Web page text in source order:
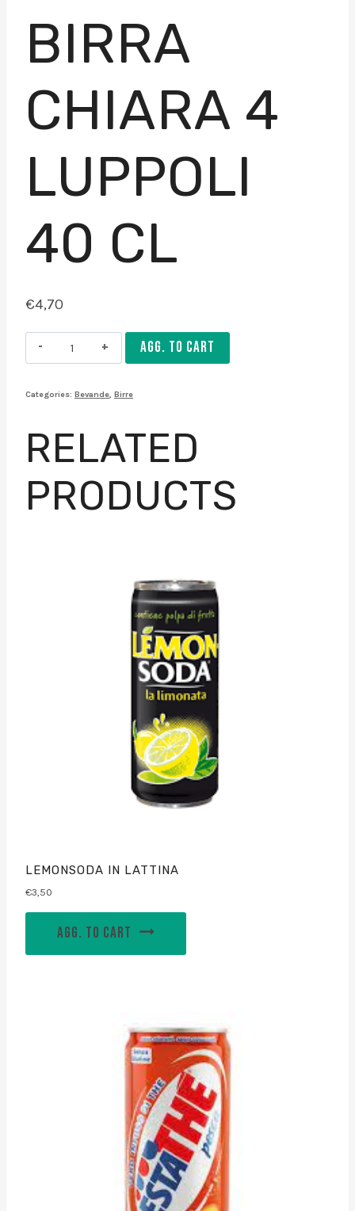
BIRRA
CHIARA 4
LUPPOLI
40 CL
€4,70
Chiara
luppoli
cl
quantity
AGG. TO CART
Categories: Bevande Birre
RELATED
PRODUCTS
LEMONSODA IN LATTINA
€3,50
AGG. TO CART